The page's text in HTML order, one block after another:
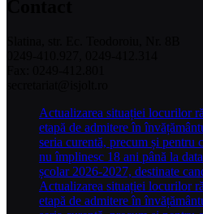
Actualizarea situației locurilor
etapă de admitere în
seria curentă, precum și pentru
nu împlinesc 18 ani până la
școlar 2026-2027, destinate
Actualizarea situației locurilor
etapă de admitere în